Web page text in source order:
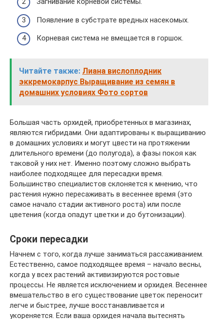
Появление в субстрате вредных насекомых.
Корневая система не вмещается в горшок.
Читайте также: Лиана вислоплодник
эккремокарпус Выращивание из семян в
домашних условиях Фото сортов
Большая часть орхидей, приобретенных в магазинах,
являются гибридами. Они адаптированы к выращиванию
в домашних условиях и могут цвести на протяжении
длительного времени (до полугода), а фазы покоя как
таковой у них нет. Именно поэтому сложно выбрать
наиболее подходящее для пересадки время.
Большинство специалистов склоняется к мнению, что
растения нужно пересаживать в весеннее время (это
самое начало стадии активного роста) или после
цветения (когда опадут цветки и до бутонизации).
Сроки пересадки
Начнем с того, когда лучше заниматься рассаживанием.
Естественно, самое подходящее время – начало весны,
когда у всех растений активизируются ростовые
процессы. Не является исключением и орхидея. Весеннее
вмешательство в его существование цветок переносит
легче и быстрее, лучше восстанавливается и
укореняется. Если ваша орхидея начала вытеснять